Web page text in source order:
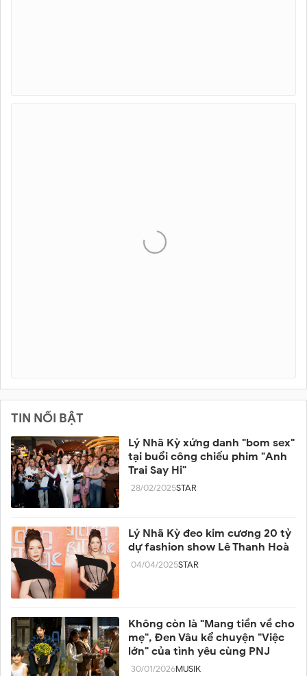
TIN NỔI BẬT
Lý Nhã Kỳ xứng danh "bom sex"
tại buổi công chiếu phim "Anh
Trai Say Hi"
28/02/2025STAR
Lý Nhã Kỳ đeo kim cương 20 tỷ
dự fashion show Lê Thanh Hoà
04/04/2025STAR
Không còn là "Mang tiền về cho
mẹ", Đen Vâu kể chuyện "Việc
lớn" của tình yêu cùng PNJ
30/01/2026MUSIK